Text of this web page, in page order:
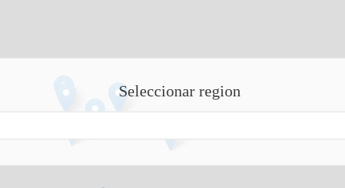
Seleccionar region